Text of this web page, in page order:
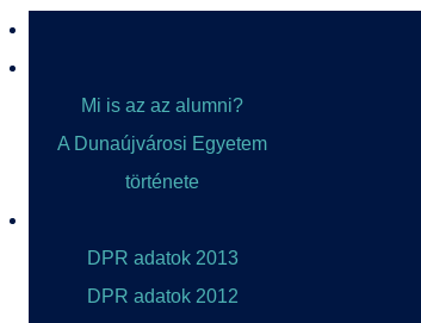
Mi is az az alumni?
A Dunaújvárosi Egyetem
története
DPR adatok 2013
DPR adatok 2012